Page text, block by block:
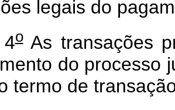
legais do
oAs transações
do
termo de